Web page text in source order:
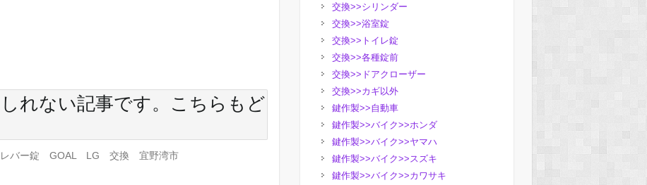
れない記事です。こちらもど
レバー錠 GOAL LG 交換 宜野湾市
交換>>シリンダー
交換>>浴室錠
交換>>トイレ錠
交換>>各種錠前
交換>>ドアクローザー
交換>>カギ以外
鍵作製>>自動車
鍵作製>>バイク>>ホンダ
鍵作製>>バイク>>ヤマハ
鍵作製>>バイク>>スズキ
鍵作製>>バイク>>カワサキ